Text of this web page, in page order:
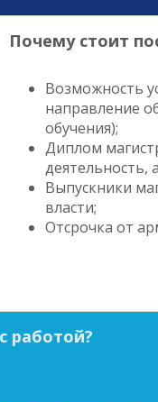
Почему стоит
Возможность
направление
обучения);
Диплом
деятельность,
Выпускники
власти;
Отсрочка от
работой?